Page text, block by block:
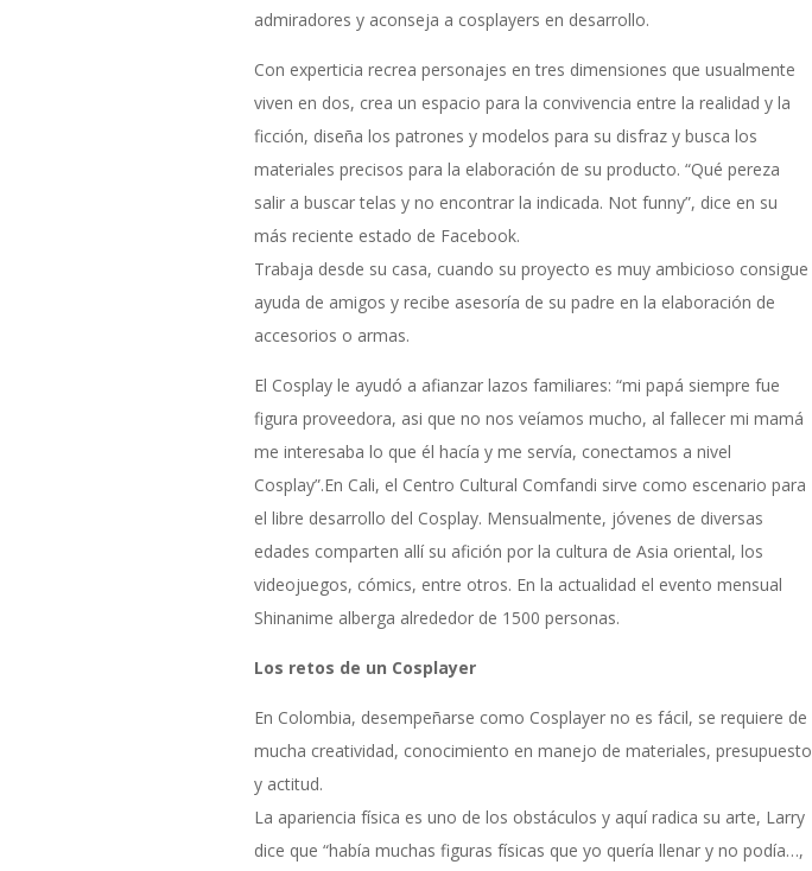
admiradores y aconseja a cosplayers en desarrollo.
Con experticia recrea personajes en tres dimensiones que usualmente
viven en dos, crea un espacio para la convivencia entre la realidad y la
ficción, diseña los patrones y modelos para su disfraz y busca los
materiales precisos para la elaboración de su producto. “Qué pereza
salir a buscar telas y no encontrar la indicada. Not funny”, dice en su
más reciente estado de Facebook.
Trabaja desde su casa, cuando su proyecto es muy ambicioso consigue
ayuda de amigos y recibe asesoría de su padre en la elaboración de
accesorios o armas.
El Cosplay le ayudó a afianzar lazos familiares: “mi papá siempre fue
figura proveedora, asi que no nos veíamos mucho, al fallecer mi mamá
me interesaba lo que él hacía y me servía, conectamos a nivel
Cosplay”.En Cali, el Centro Cultural Comfandi sirve como escenario para
el libre desarrollo del Cosplay. Mensualmente, jóvenes de diversas
edades comparten allí su afición por la cultura de Asia oriental, los
videojuegos, cómics, entre otros. En la actualidad el evento mensual
Shinanime alberga alrededor de 1500 personas.
Los retos de un Cosplayer
En Colombia, desempeñarse como Cosplayer no es fácil, se requiere de
mucha creatividad, conocimiento en manejo de materiales, presupuesto
y actitud.
La apariencia física es uno de los obstáculos y aquí radica su arte, Larry
dice que “había muchas figuras físicas que yo quería llenar y no podía…,